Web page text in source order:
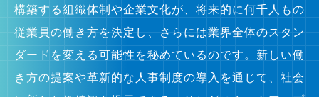
構築する組織体制や企業文化が、将来的に何千人もの
従業員の働き方を決定し、さらには業界全体のスタン
ダードを変える可能性を秘めているのです。新しい働
き方の提案や革新的な人事制度の導入を通じて、社会